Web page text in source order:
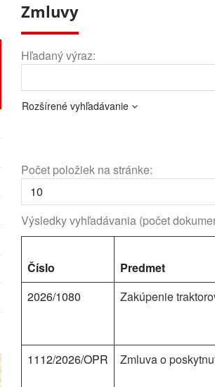
Zmluvy
Hľadaný výraz:
Rozšírené vyhľadávanie
Počet položiek na stránke:
Výsledky vyhľadávania (počet
Číslo Predmet
2026/1080
Zakúpenie
1112/2026/OPR Zmluva o